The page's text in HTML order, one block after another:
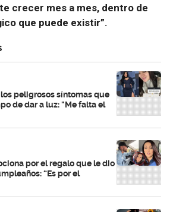
crecer mes a mes, dentro de
que puede existir”.
peligrosos síntomas que
de dar a luz: "Me falta el
por el regalo que le dio
“Es por el